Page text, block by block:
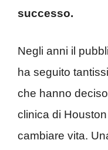
successo.
Negli anni il
ha seguito
che hanno
clinica di
cambiare vita.